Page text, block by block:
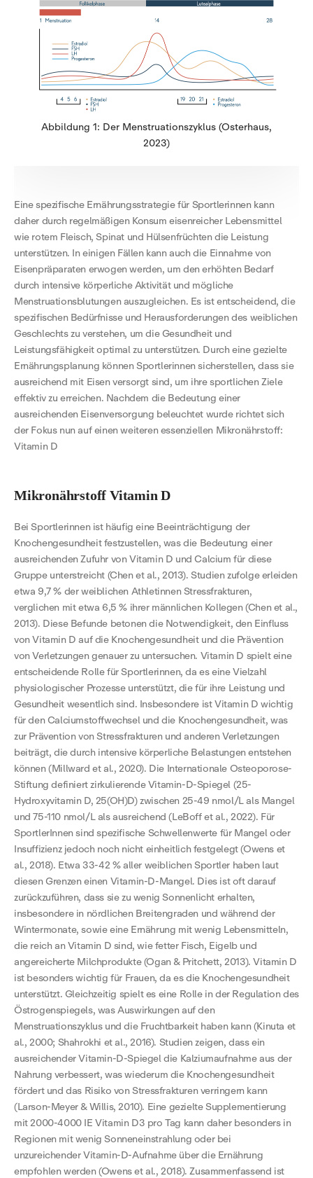
Abbildung 1: Der Menstruationszyklus (Osterhaus,
2023)
Eine spezifische Ernährungsstrategie für Sportlerinnen kann
daher durch regelmäßigen Konsum eisenreicher Lebensmittel
wie rotem Fleisch, Spinat und Hülsenfrüchten die Leistung
unterstützen. In einigen Fällen kann auch die Einnahme von
Eisenpräparaten erwogen werden, um den erhöhten Bedarf
durch intensive körperliche Aktivität und mögliche
Menstruationsblutungen auszugleichen. Es ist entscheidend, die
spezifischen Bedürfnisse und Herausforderungen des weiblichen
Geschlechts zu verstehen, um die Gesundheit und
Leistungsfähigkeit optimal zu unterstützen. Durch eine gezielte
Ernährungsplanung können Sportlerinnen sicherstellen, dass sie
ausreichend mit Eisen versorgt sind, um ihre sportlichen Ziele
effektiv zu erreichen. Nachdem die Bedeutung einer
ausreichenden Eisenversorgung beleuchtet wurde richtet sich
der Fokus nun auf einen weiteren essenziellen Mikronährstoff:
Vitamin D
Mikronährstoff Vitamin D
Bei Sportlerinnen ist häufig eine Beeinträchtigung der
Knochengesundheit festzustellen, was die Bedeutung einer
ausreichenden Zufuhr von Vitamin D und Calcium für diese
Gruppe unterstreicht (Chen et al., 2013). Studien zufolge erleiden
etwa 9,7 % der weiblichen Athletinnen Stressfrakturen,
verglichen mit etwa 6,5 % ihrer männlichen Kollegen (Chen et al.,
2013). Diese Befunde betonen die Notwendigkeit, den Einfluss
von Vitamin D auf die Knochengesundheit und die Prävention
von Verletzungen genauer zu untersuchen. Vitamin D spielt eine
entscheidende Rolle für Sportlerinnen, da es eine Vielzahl
physiologischer Prozesse unterstützt, die für ihre Leistung und
Gesundheit wesentlich sind. Insbesondere ist Vitamin D wichtig
für den Calciumstoffwechsel und die Knochengesundheit, was
zur Prävention von Stressfrakturen und anderen Verletzungen
beiträgt, die durch intensive körperliche Belastungen entstehen
können (Millward et al., 2020). Die Internationale Osteoporose-
Stiftung definiert zirkulierende Vitamin-D-Spiegel (25-
Hydroxyvitamin D, 25(OH)D) zwischen 25-49 nmol/L als Mangel
und 75-110 nmol/L als ausreichend (LeBoff et al., 2022). Für
SportlerInnen sind spezifische Schwellenwerte für Mangel oder
Insuffizienz jedoch noch nicht einheitlich festgelegt (Owens et
al., 2018). Etwa 33-42 % aller weiblichen Sportler haben laut
diesen Grenzen einen Vitamin-D-Mangel. Dies ist oft darauf
zurückzuführen, dass sie zu wenig Sonnenlicht erhalten,
insbesondere in nördlichen Breitengraden und während der
Wintermonate, sowie eine Ernährung mit wenig Lebensmitteln,
die reich an Vitamin D sind, wie fetter Fisch, Eigelb und
angereicherte Milchprodukte (Ogan & Pritchett, 2013). Vitamin D
ist besonders wichtig für Frauen, da es die Knochengesundheit
unterstützt. Gleichzeitig spielt es eine Rolle in der Regulation des
Östrogenspiegels, was Auswirkungen auf den
Menstruationszyklus und die Fruchtbarkeit haben kann (Kinuta et
al., 2000; Shahrokhi et al., 2016). Studien zeigen, dass ein
ausreichender Vitamin-D-Spiegel die Kalziumaufnahme aus der
Nahrung verbessert, was wiederum die Knochengesundheit
fördert und das Risiko von Stressfrakturen verringern kann
(Larson-Meyer & Willis, 2010). Eine gezielte Supplementierung
mit 2000-4000 IE Vitamin D3 pro Tag kann daher besonders in
Regionen mit wenig Sonneneinstrahlung oder bei
unzureichender Vitamin-D-Aufnahme über die Ernährung
empfohlen werden (Owens et al., 2018). Zusammenfassend ist